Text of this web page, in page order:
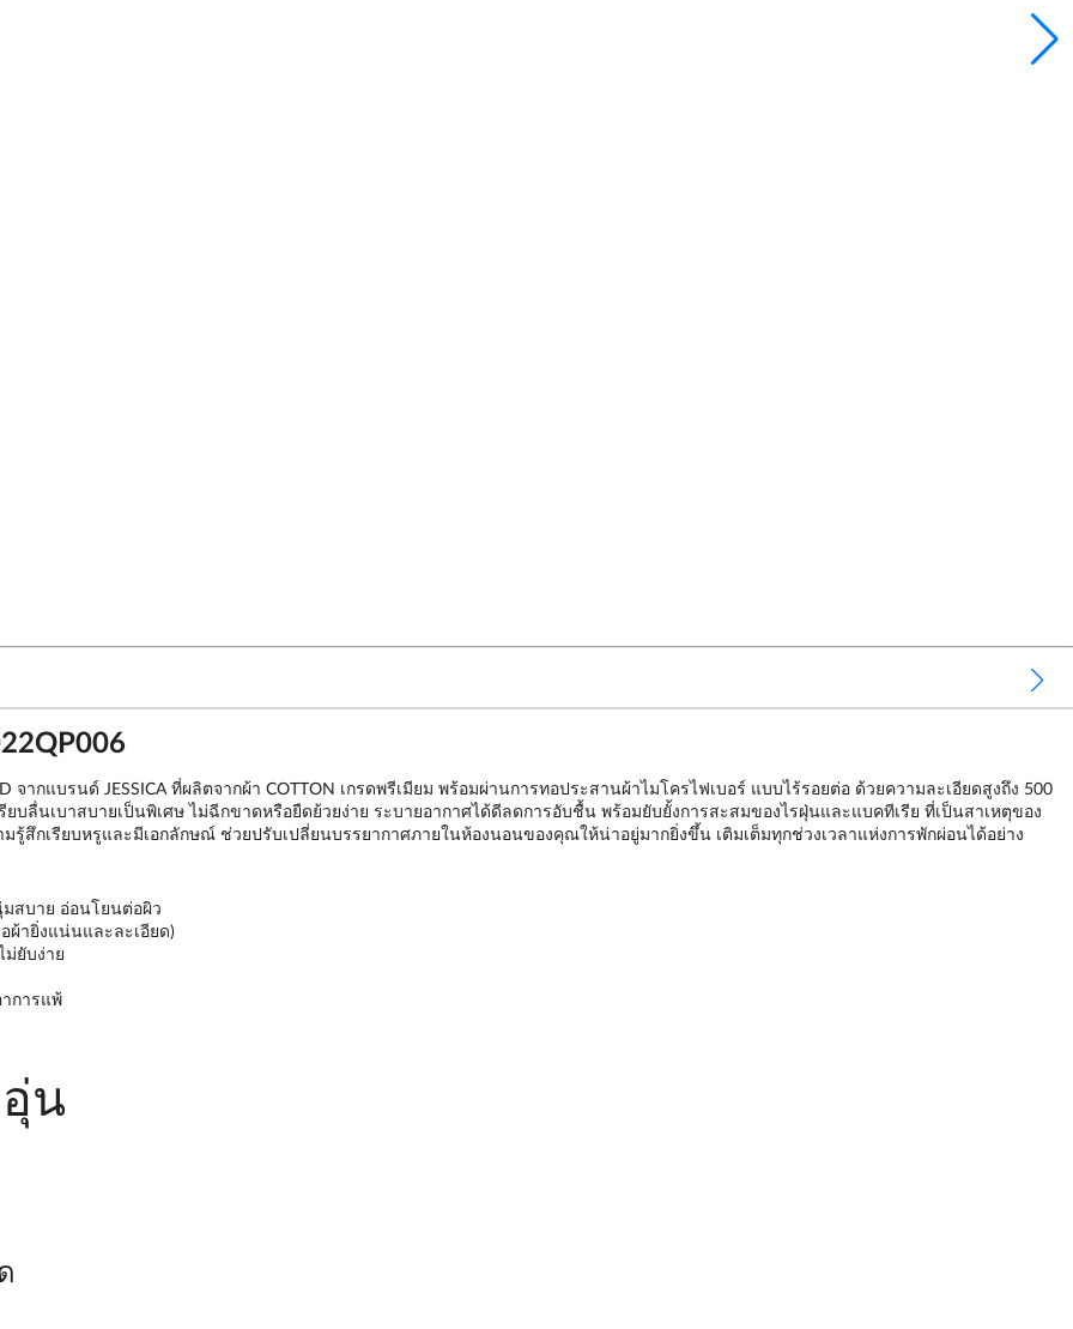
กแบรนด์ JESSICA ที่ผลิตจากผ้า COTTON เกรดพรีเมียม พร้อมผ่านการทอประสานผ้าไมโครไฟเบอร์ แบบไร้รอยต่อ ด้วยความละเอียดสูงถึง 500
บลื่นเบาสบายเป็นพิเศษ ไม่ฉีกขาดหรือยืดย้วยง่าย ระบายอากาศได้ดีลดการอับชื้น พร้อมยับยั้งการสะสมของไรฝุ่นและแบคทีเรีย ที่เป็นสาเหตุของ
รู้สึกเรียบหรูและมีเอกลักษณ์ ช่วยปรับเปลี่ยนบรรยากาศภายในห้องนอนของคุณให้น่าอยู่มากยิ่งขึ้น เติมเต็มทุกช่วงเวลาแห่งการพักผ่อนได้อย่าง
มสบาย อ่อนโยนต่อผิว
ผ้ายิ่งแน่นและละเอียด)
ม่ยับง่าย
การแพ้
น